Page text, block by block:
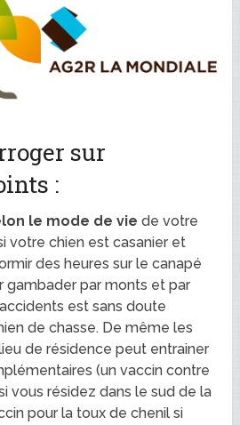
sur
:
le mode de vie de votre
votre chien est casanier et
des heures sur le canapé
gambader par monts et par
est sans doute
de chasse. De même les
de résidence peut entrainer
(un vaccin contre
vous résidez dans le sud de la
pour la toux de chenil si